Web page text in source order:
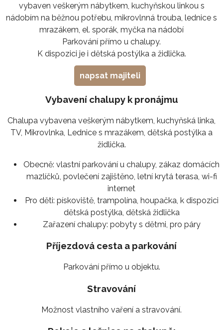
vybaven veškerým nábytkem, kuchyňskou linkou s
nádobím na běžnou potřebu, mikrovlnná trouba, lednice s
mrazákem, el. sporák, myčka na nádobí
Parkování přímo u chalupy.
K dispozici je i dětská postýlka a židlička.
napsat majiteli
Vybavení chalupy k pronájmu
Chalupa vybavena veškerým nábytkem, kuchyňská linka,
TV, Mikrovlnka, Lednice s mrazákem, dětská postýlka a
židlička.
Obecně: vlastní parkování u chalupy, zákaz domácích
mazlíčků, povlečení zajištěno, letní krytá terasa, wi-fi
internet
Pro děti: pískoviště, trampolína, houpačka, k dispozici
dětská postýlka, dětská židlička
Zařazení chalupy: pobyty s dětmi, pro páry
Příjezdová cesta a parkování
Parkování přímo u objektu.
Stravování
Možnost vlastního vaření a stravování.